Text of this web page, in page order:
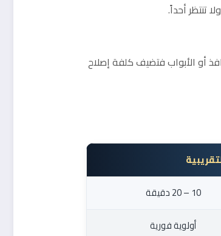
تنتظر أحداً.
أو الأبواب فتضيف كلفة إصلاح
10 – 20 دقيقة
أولوية فورية